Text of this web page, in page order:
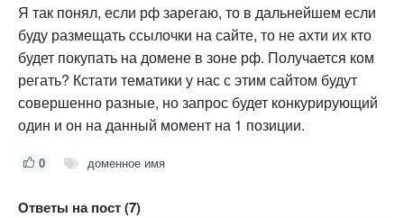
Я так понял, если рф зарегаю, то в дальнейшем если
буду размещать ссылочки на сайте, то не ахти их кто
будет покупать на домене в зоне рф. Получается ком
регать? Кстати тематики у нас с этим сайтом будут
совершенно разные, но запрос будет конкурирующий
один и он на данный момент на 1 позиции.
0 доменное имя
Ответы на пост (7)